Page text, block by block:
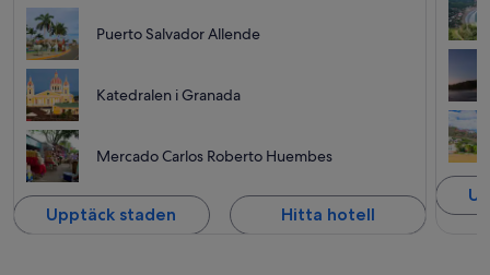
Puerto Salvador Allende
Katedralen i Granada
Mercado Carlos Roberto Huembes
Upptäck staden Hitta hotell